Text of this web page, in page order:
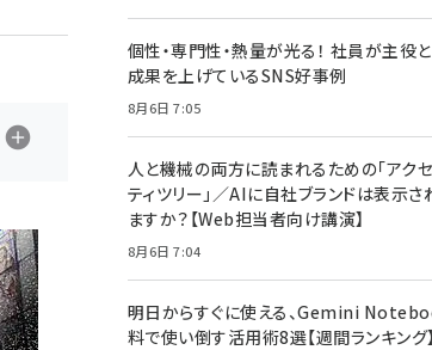
個性・専門性・熱量が光る！ 社員が主役
成果を上げているSNS好事例
8月6日 7:05
人と機械の両方に読まれるための「アク
ティツリー」／AIに自社ブランドは表示さ
ますか？【Web担当者向け講演】
8月6日 7:04
明日からすぐに使える、Gemini
料で使い倒す活用術8選【週間ランキング】